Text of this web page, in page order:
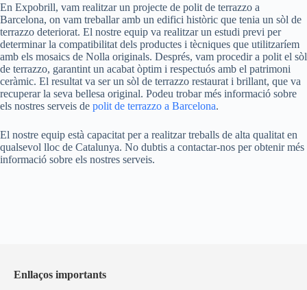
En Expobrill, vam realitzar un projecte de polit de terrazzo a
Barcelona, on vam treballar amb un edifici històric que tenia un sòl de
terrazzo deteriorat. El nostre equip va realitzar un estudi previ per
determinar la compatibilitat dels productes i tècniques que utilitzaríem
amb els mosaics de Nolla originals. Després, vam procedir a polit el sòl
de terrazzo, garantint un acabat òptim i respectuós amb el patrimoni
ceràmic. El resultat va ser un sòl de terrazzo restaurat i brillant, que va
recuperar la seva bellesa original. Podeu trobar més informació sobre
els nostres serveis de polit de terrazzo a Barcelona.
El nostre equip està capacitat per a realitzar treballs de alta qualitat en
qualsevol lloc de Catalunya. No dubtis a contactar-nos per obtenir més
informació sobre els nostres serveis.
Enllaços importants